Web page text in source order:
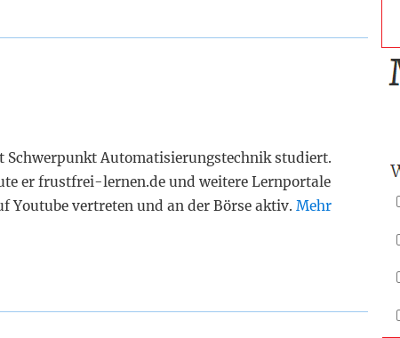
Automatisierungstechnik studiert.
er frustfrei-lernen.de und weitere Lernportale
Youtube vertreten und an der Börse aktiv. Mehr